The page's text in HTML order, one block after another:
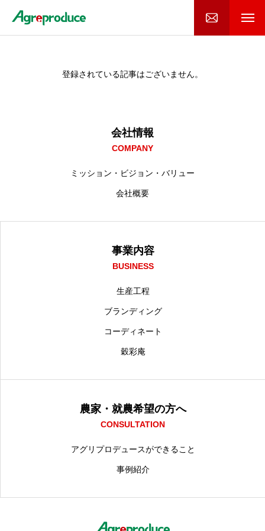
農家・就農希望の方へ
登録されている記事はございません。
会社情報
COMPANY
ミッション・ビジョン・バリュー
会社概要
事業内容
BUSINESS
生産工程
ブランディング
コーディネート
穀彩庵
農家・就農希望の方へ
CONSULTATION
アグリプロデュースができること
事例紹介